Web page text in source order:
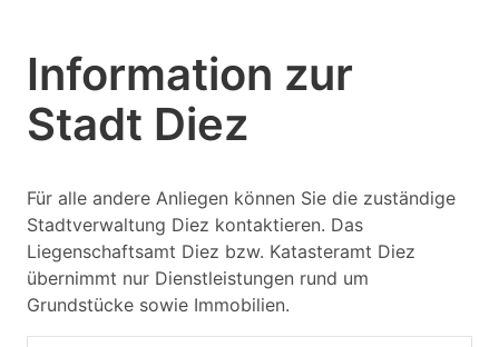
Information zur
Stadt Diez
Für alle andere Anliegen können Sie die zuständige
Stadtverwaltung Diez kontaktieren. Das
Liegenschaftsamt Diez bzw. Katasteramt Diez
übernimmt nur Dienstleistungen rund um
Grundstücke sowie Immobilien.